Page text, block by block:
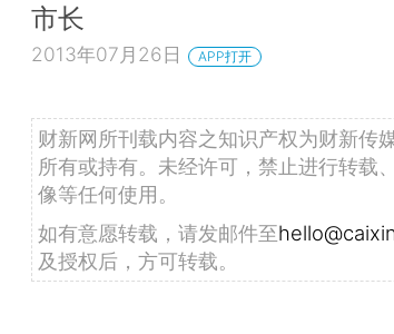
市长
2013年07月26日 APP打开
财新网所刊载内容之知识产权为财新传
所有或持有。未经许可，禁止进行转载
像等任何使用。
如有意愿转载，请发邮件至
及授权后，方可转载。